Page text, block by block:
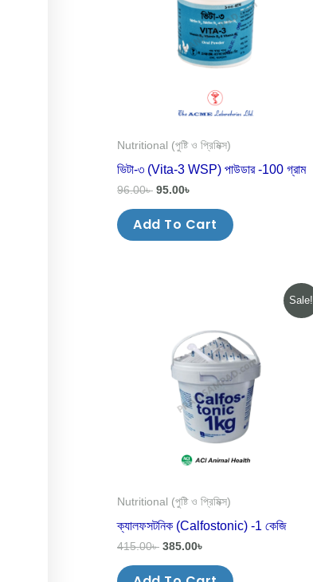
Nutritional (পুষ্টি ও প্রিমিক্স)
ভিটা-৩ (Vita-3 WSP) পাউডার -100 গ্রাম
96.00৳ 95.00৳
Add To Cart
Sale!
Nutritional (পুষ্টি ও প্রিমিক্স)
ক্যালফসটনিক (Calfоstonic) -1 কেজি
415.00৳
415.00৳ .
385.00৳
385.00৳ .